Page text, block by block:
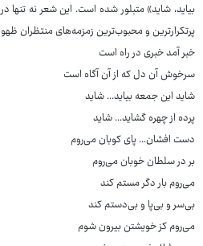
بیاید، شاید» متبلور شده است. این شعر نه تنها
پرتکرارترین و محبوب‌ترین زمزمه‌های منتظران
خبر آمد خبری در راه است
سرخوش آن دل که از آن آگاه است
شاید این جمعه بیاید... شاید
پرده از چهره گشاید... شاید
دست افشان... پای کوبان می‌روم
بر در سلطان خوبان می‌روم
می‌روم بار دگر مستم کند
بی‌سر و بی‌پا و بی‌دستم کند
می‌روم کز خویشتن بیرون شوم